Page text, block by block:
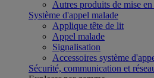
Autres produits de mise en
Système d'appel malade
Applique tête de lit
Appel malade
Signalisation
Accessoires système
Sécurité, communication et